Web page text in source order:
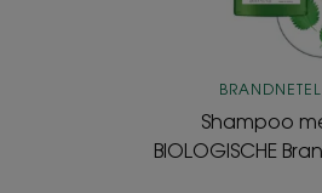
BRANDNETEL
Shampoo
BIOLOGISCHE